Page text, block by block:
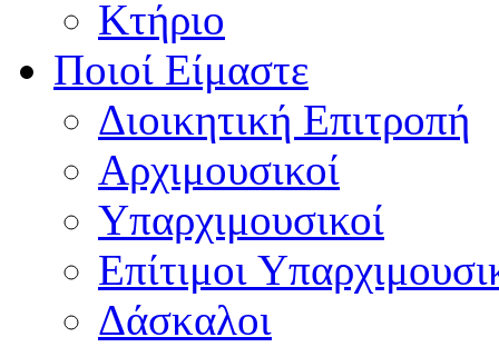
Κτήριο
Ποιοί Είμαστε
Διοικητική Επιτροπή
Aρχιμουσικοί
Υπαρχιμουσικοί
Επίτιμοι
Δάσκαλοι